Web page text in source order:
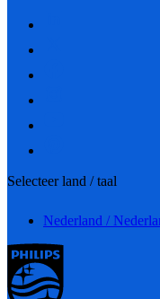
Selecteer land / taal
Nederland /